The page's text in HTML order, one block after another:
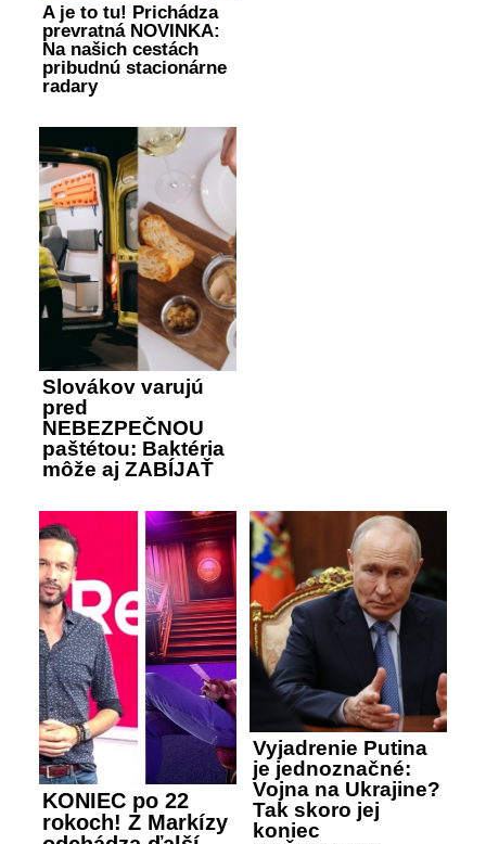
A je to tu! Prichádza
prevratná NOVINKA:
Na našich cestách
pribudnú stacionárne
radary
Slovákov varujú
pred
NEBEZPEČNOU
paštétou: Baktéria
môže aj ZABÍJAŤ
KONIEC po 22
rokoch! Z Markízy
Vyjadrenie Putina
je jednoznačné:
Vojna na Ukrajine?
Tak skoro jej
koniec